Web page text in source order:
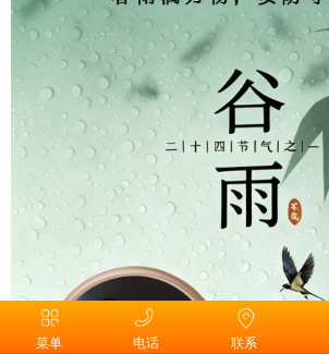
菜单 电话 联系